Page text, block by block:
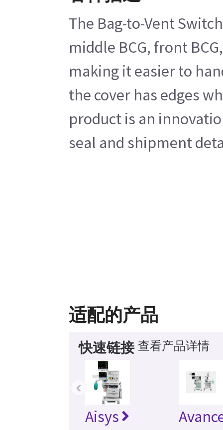
The Bag-to-Vent
middle BCG, front
making it easier to
the cover has edges
product is an
seal and shipment
适配的产品
快速链接 查看产品详情
Aisys
‹